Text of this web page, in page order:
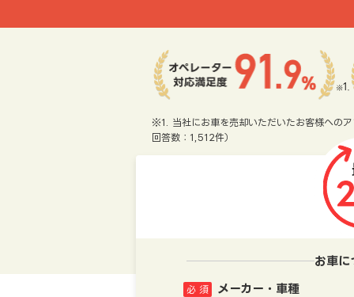
※1. 当社にお車を売却いただいたお客様への
回答数：1,512件）
お車に
メーカー・車種
必 須